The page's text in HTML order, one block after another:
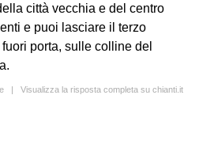
città vecchia e del centro
e puoi lasciare il terzo
porta, sulle colline del
| Visualizza la risposta completa su chianti.it